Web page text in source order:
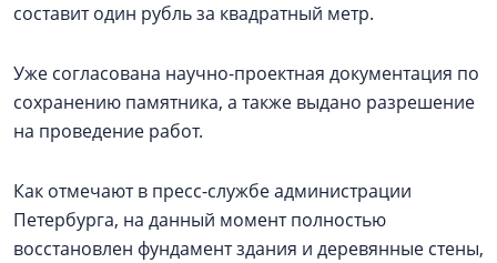
составит один рубль за квадратный метр.
Уже согласована научно-проектная документация по
сохранению памятника, а также выдано разрешение
на проведение работ.
Как отмечают в пресс-службе администрации
Петербурга, на данный момент полностью
восстановлен фундамент здания и деревянные стены,